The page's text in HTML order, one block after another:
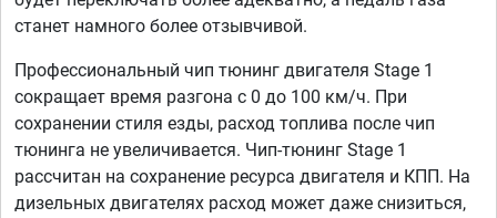
станет намного более отзывчивой.
Профессиональный чип тюнинг двигателя Stage 1
сокращает время разгона с 0 до 100 км/ч. При
сохранении стиля езды, расход топлива после чип
тюнинга не увеличивается. Чип-тюнинг Stage 1
рассчитан на сохранение ресурса двигателя и КПП. На
дизельных двигателях расход может даже снизиться,